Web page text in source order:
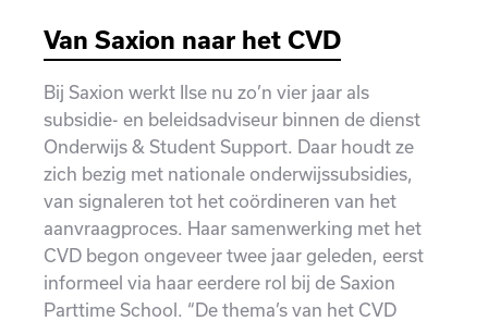
Van Saxion naar het CVD
Bij Saxion werkt Ilse nu zo’n vier jaar als
subsidie- en beleidsadviseur binnen de dienst
Onderwijs & Student Support. Daar houdt ze
zich bezig met nationale onderwijssubsidies,
van signaleren tot het coördineren van het
aanvraagproces. Haar samenwerking met het
CVD begon ongeveer twee jaar geleden, eerst
informeel via haar eerdere rol bij de Saxion
Parttime School. “De thema’s van het CVD